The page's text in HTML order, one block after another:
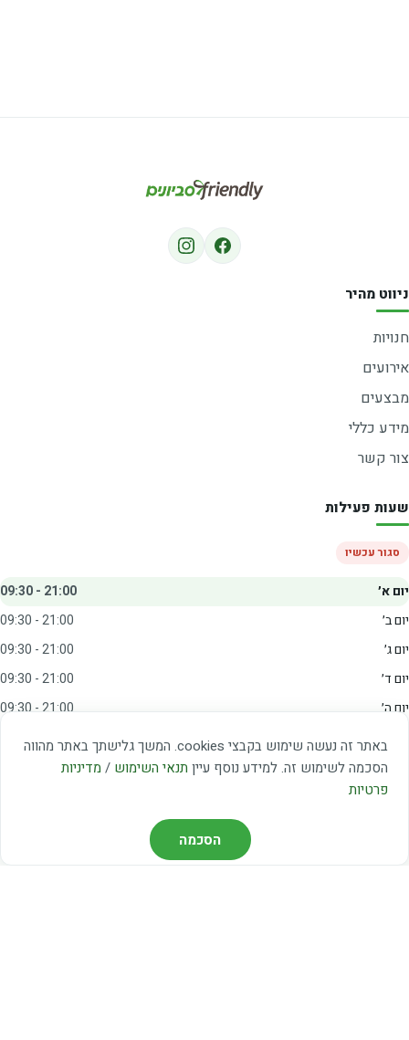
באתר זה נעשה שימוש בקבצי cookies. המשך גלישתך באתר מהווה
הסכמה לשימוש זה. למידע נוסף עיין תנאי השימוש / מדיניות
פרטיות
הסכמה
ניווט מהיר
חנויות
אירועים
מבצעים
מידע כללי
צור קשר
שעות פעילות
סגור עכשיו
יום א׳
09:30 - 21:00
יום ב׳
09:30 - 21:00
יום ג׳
09:30 - 21:00
יום ד׳
09:30 - 21:00
יום ה׳
09:30 - 21:00
09:00 - 15:00
שבת
20:00 - 23:00